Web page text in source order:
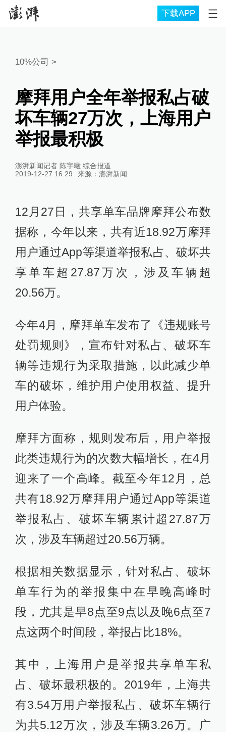
下载APP
10%公司 >
摩拜用户全年举报私占破
坏车辆27万次，上海用户
举报最积极
澎湃新闻记者 陈宇曦 综合报道
2019-12-27 16:29
来源： 澎湃新闻
12月27日，共享单车品牌摩拜公布数
据称，今年以来，共有近18.92万摩拜
用户通过App等渠道举报私占、破坏共
享单车超27.87万次，涉及车辆超
20.56万。
今年4月，摩拜单车发布了《违规账号
处罚规则》，宣布针对私占、破坏车
辆等违规行为采取措施，以此减少单
车的破坏，维护用户使用权益、提升
用户体验。
摩拜方面称，规则发布后，用户举报
此类违规行为的次数大幅增长，在4月
迎来了一个高峰。截至今年12月，总
共有18.92万摩拜用户通过App等渠道
举报私占、破坏车辆累计超27.87万
次，涉及车辆超过20.56万辆。
根据相关数据显示，针对私占、破坏
单车行为的举报集中在早晚高峰时
段，尤其是早8点至9点以及晚6点至7
点这两个时间段，举报占比18%。
其中，上海用户是举报共享单车私
占、破坏最积极的。2019年，上海共
有3.54万用户举报私占、破坏车辆行
为共5.12万次，涉及车辆3.26万。广